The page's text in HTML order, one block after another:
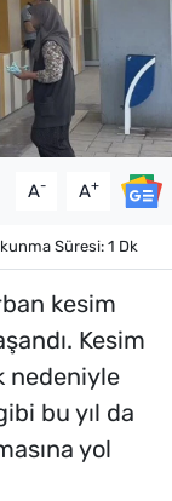
A- A+
Süresi: 1 Dk
kesim
Kesim
nedeniyle
bu yıl da
yol